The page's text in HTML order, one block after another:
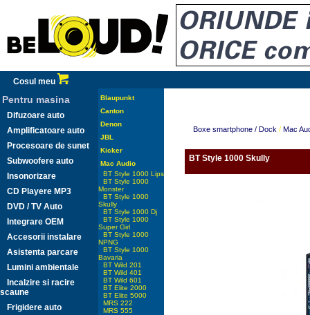
Cosul meu
Pentru masina
Difuzoare auto
Amplificatoare auto
Procesoare de sunet
Subwoofere auto
Insonorizare
CD Playere MP3
DVD / TV Auto
Integrare OEM
Accesorii instalare
Asistenta parcare
Lumini ambientale
Incalzire si racire
scaune
Frigidere auto
Blaupunkt
Canton
Denon
JBL
Kicker
Mac Audio
BT Style 1000 Lips
BT Style 1000
Monster
BT Style 1000
Skully
BT Style 1000 Dj
BT Style 1000
Super Girl
BT Style 1000
NPNG
BT Style 1000
Bavaria
BT Wild 201
BT Wild 401
BT Wild 601
BT Elite 2000
BT Elite 5000
MRS 222
MRS 555
Boxe smartphone / Dock / Mac
BT Style 1000 Skully